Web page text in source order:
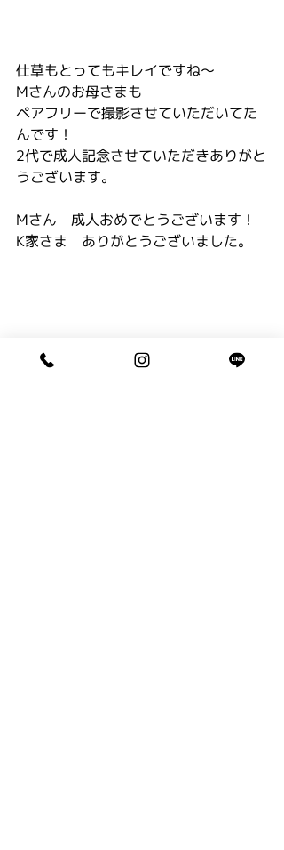
仕草もとってもキレイですね〜
Mさんのお母さまも
ペアフリーで撮影させていただいてた
んです！
2代で成人記念させていただきありがと
うございます。
Mさん　成人おめでとうございます！
K家さま　ありがとうございました。
６月１８日（火）〜20（木）は
研修旅行のため連休とさせていただき